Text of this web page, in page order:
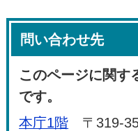
問い合わせ先
このページに関す
です。
本庁1階 〒319-